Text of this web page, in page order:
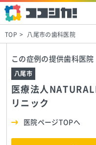
TOP 八尾市の歯科医院
この症例の提供歯科医院
医療法人
リニック
八尾市
医院ページTOPへ